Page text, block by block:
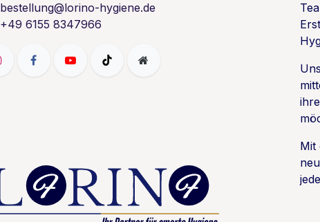
bestellung@lorino-hygiene.de
+49 6155 8347966
Mit